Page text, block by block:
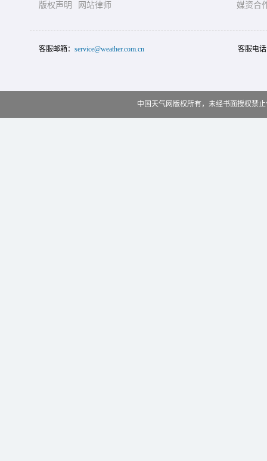
版权声明
网站律师
媒资合
客服邮箱： service@weather.com.cn 客服电
中国天气网版权所有，未经书面授权